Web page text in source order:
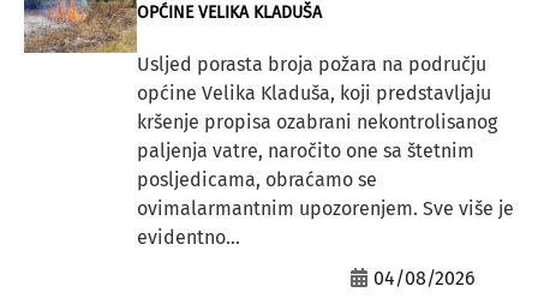
OPĆINE VELIKA KLADUŠA
Usljed porasta broja požara na području
općine Velika Kladuša, koji predstavljaju
kršenje propisa ozabrani nekontrolisanog
paljenja vatre, naročito one sa štetnim
posljedicama, obraćamo se
ovimalarmantnim upozorenjem. Sve više je
evidentno...
04/08/2026